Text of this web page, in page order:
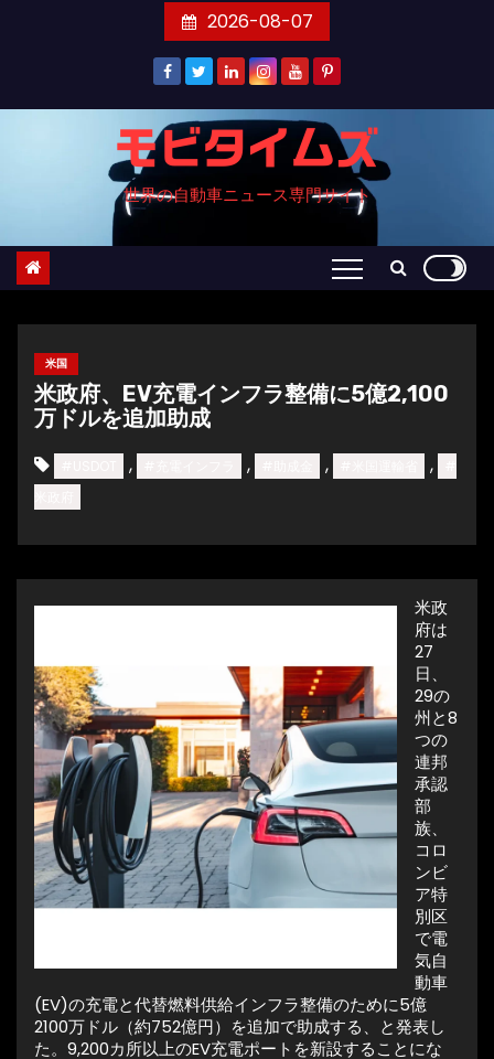
ン
プ
2026-08-07
モビタイムズ
世界の自動車ニュース専門サイト
米国
米政府、EV充電インフラ整備に5億2,100
万ドルを追加助成
, , , ,
米政
府は
27
日、
29の
州と8
つの
連邦
承認
部
族、
コロ
ンビ
ア特
別区
で電
気自
動車
(EV)の充電と代替燃料供給インフラ整備のために5億
2100万ドル（約752億円）を追加で助成する、と発表し
た。9,200カ所以上のEV充電ポートを新設することにな